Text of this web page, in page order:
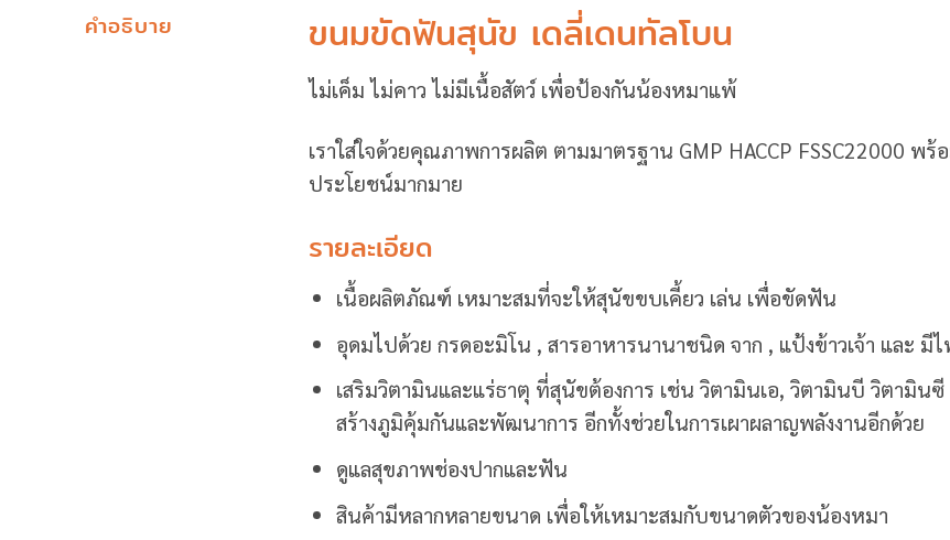
คำอธิบาย ขนมขัดฟันสุนัข เดลี่เดนทัลโบน
ไม่เค็ม ไม่คาว ไม่มีเนื้อสัตว์ เพื่อป้องกันน้องหมาแพ้
เราใส่ใจด้วยคุณภาพการผลิต ตามมาตรฐาน GMP HACCP FSSC22000
ประโยชน์มากมาย
รายละเอียด
เนื้อผลิตภัณฑ์ เหมาะสมที่จะให้สุนัขขบเคี้ยว เล่น เพื่อขัดฟัน
อุดมไปด้วย กรดอะมิโน , สารอาหารนานาชนิด จาก , แป้งข้าวเจ้า และ มี
เสริมวิตามินและแร่ธาตุ ที่สุนัขต้องการ เช่น วิตามินเอ, วิตามินบี วิตามินซี
สร้างภูมิคุ้มกันและพัฒนาการ อีกทั้งช่วยในการเผาผลาญพลังงานอีกด้วย
ดูแลสุขภาพช่องปากและฟัน
สินค้ามีหลากหลายขนาด เพื่อให้เหมาะสมกับขนาดตัวของน้องหมา